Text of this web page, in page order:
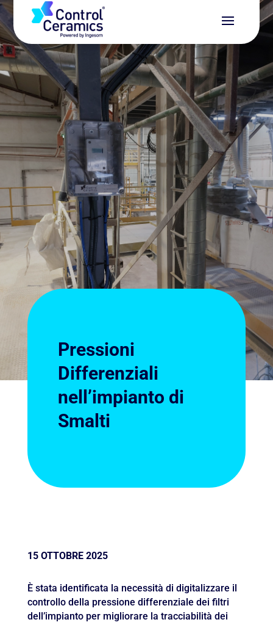
Pressioni
Differenziali
nell’impianto di
Smalti
15 OTTOBRE 2025
È stata identificata la necessità di digitalizzare il
controllo della pressione differenziale dei filtri
dell’impianto per migliorare la tracciabilità dei